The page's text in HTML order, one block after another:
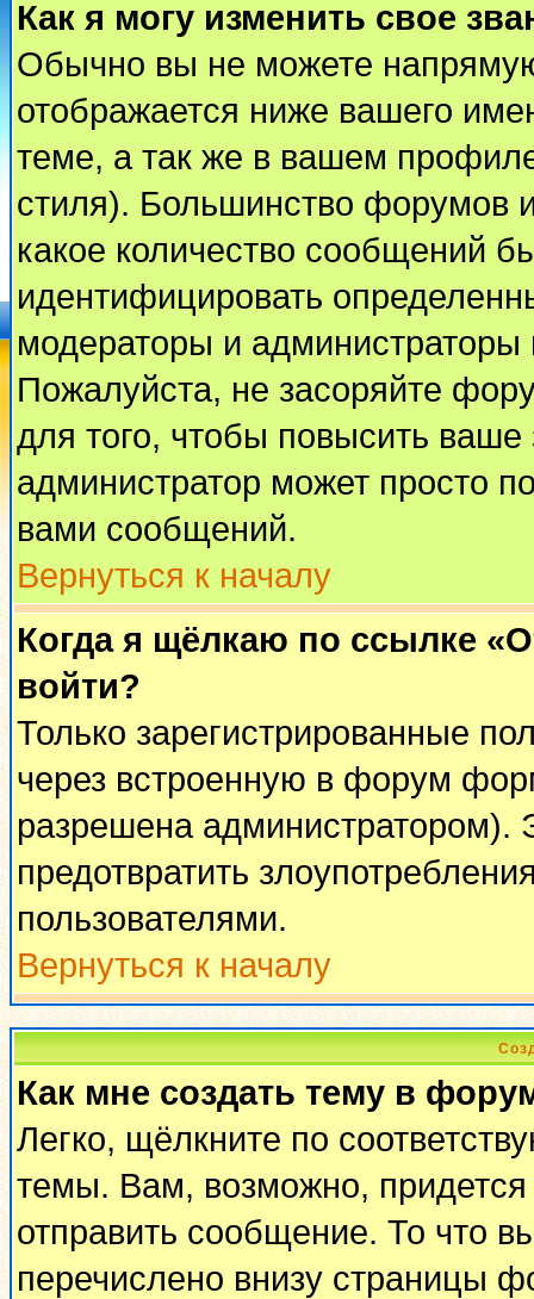
Как я могу изменить свое
Обычно вы не можете
отображается ниже вашего
теме, а так же в вашем
стиля). Большинство форумов
какое количество сообщений
идентифицировать
модераторы и администраторы
Пожалуйста, не засоряйте
для того, чтобы повысить
администратор может просто
вами сообщений.
Вернуться к началу
Когда я щёлкаю по ссылке
войти?
Только зарегистрированные
через встроенную в форум
разрешена администратором).
предотвратить
пользователями.
Вернуться к началу
Как мне создать тему в
Легко, щёлкните по
темы. Вам, возможно, придется
отправить сообщение. То что
перечислено внизу страницы